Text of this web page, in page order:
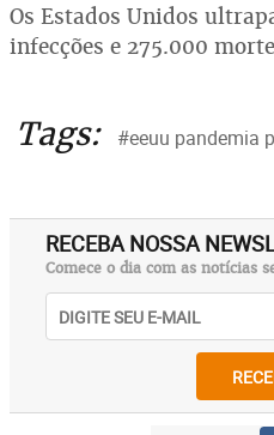
Os Estados Unidos
infecções e 275.000
Tags: #eeuu pandemia
RECEBA NOSSA
Comece o dia com as notícias